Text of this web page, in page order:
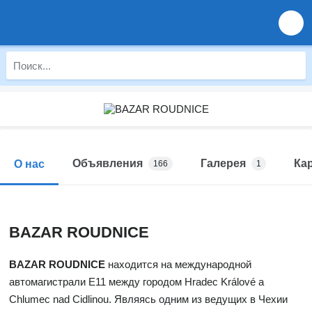
О нас Объявления 166 Галерея 1
BAZAR ROUDNICE
BAZAR ROUDNICE находится на международной
автомагистрали E11 между городом Hradec Králové a
Chlumec nad Cidlinou. Являясь одним из ведущих в Чехии